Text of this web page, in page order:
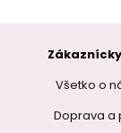
Všetko o
Doprava a